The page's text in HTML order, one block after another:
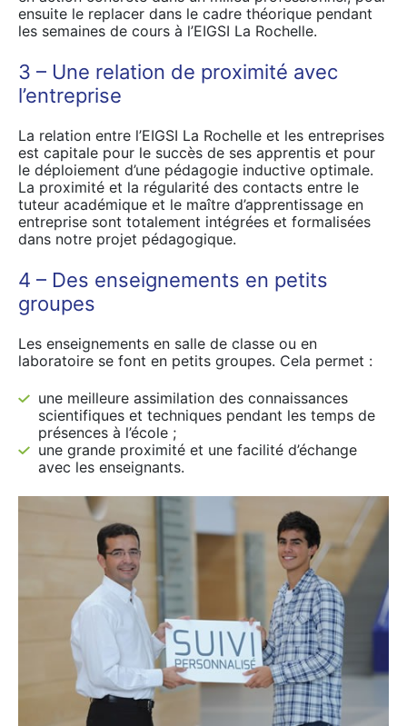
ensuite le replacer dans le cadre théorique pendant
les semaines de cours à l’EIGSI La Rochelle.
3 – Une relation de proximité avec
l’entreprise
La relation entre l’EIGSI La Rochelle et les entreprises
est capitale pour le succès de ses apprentis et pour
le déploiement d’une pédagogie inductive optimale.
La proximité et la régularité des contacts entre le
tuteur académique et le maître d’apprentissage en
entreprise sont totalement intégrées et formalisées
dans notre projet pédagogique.
4 – Des enseignements en petits
groupes
Les enseignements en salle de classe ou en
laboratoire se font en petits groupes. Cela permet :
une meilleure assimilation des connaissances
scientifiques et techniques pendant les temps de
présences à l’école ;
une grande proximité et une facilité d’échange
avec les enseignants.